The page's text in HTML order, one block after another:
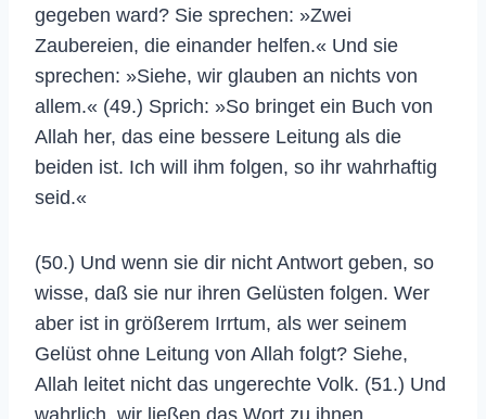
gegeben ward? Sie sprechen: »Zwei
Zaubereien, die einander helfen.« Und sie
sprechen: »Siehe, wir glauben an nichts von
allem.« (49.) Sprich: »So bringet ein Buch von
Allah her, das eine bessere Leitung als die
beiden ist. Ich will ihm folgen, so ihr wahrhaftig
seid.«
(50.) Und wenn sie dir nicht Antwort geben, so
wisse, daß sie nur ihren Gelüsten folgen. Wer
aber ist in größerem Irrtum, als wer seinem
Gelüst ohne Leitung von Allah folgt? Siehe,
Allah leitet nicht das ungerechte Volk. (51.) Und
wahrlich, wir ließen das Wort zu ihnen